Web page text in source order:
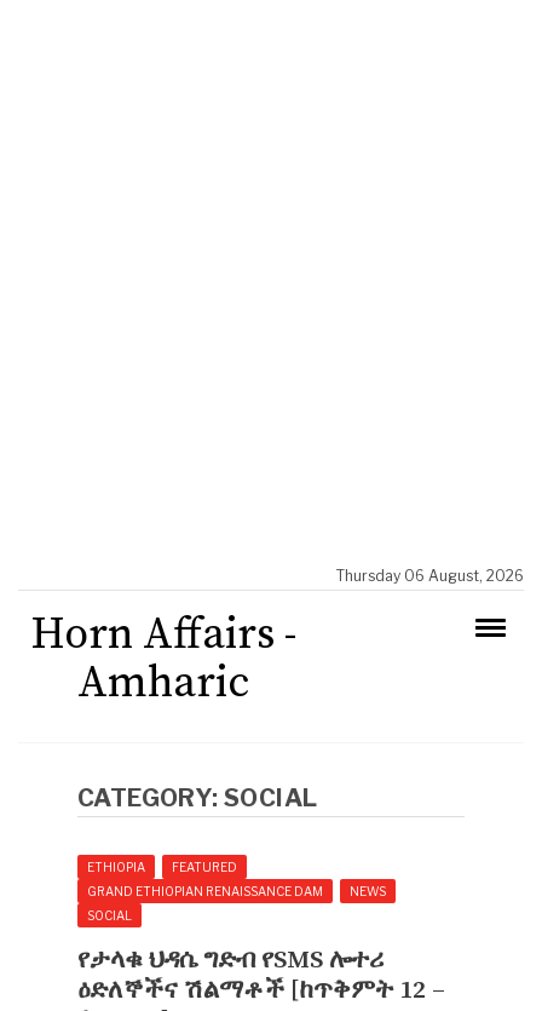
Thursday 06 August, 2026
Horn Affairs -
Amharic
CATEGORY:SOCIAL
ETHIOPIA
FEATURED
GRAND ETHIOPIAN RENAISSANCE DAM
NEWS
SOCIAL
የታላቁ ህዳሴ ግድብ የSMS ሎተሪ
ዕድለኞችና ሽልማቶች [ከጥቅምት 12 –